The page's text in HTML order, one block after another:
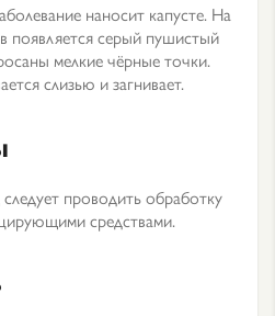
наносит капусте. На
появляется серый пушистый
мелкие чёрные точки.
слизью и загнивает.
проводить обработку
средствами.